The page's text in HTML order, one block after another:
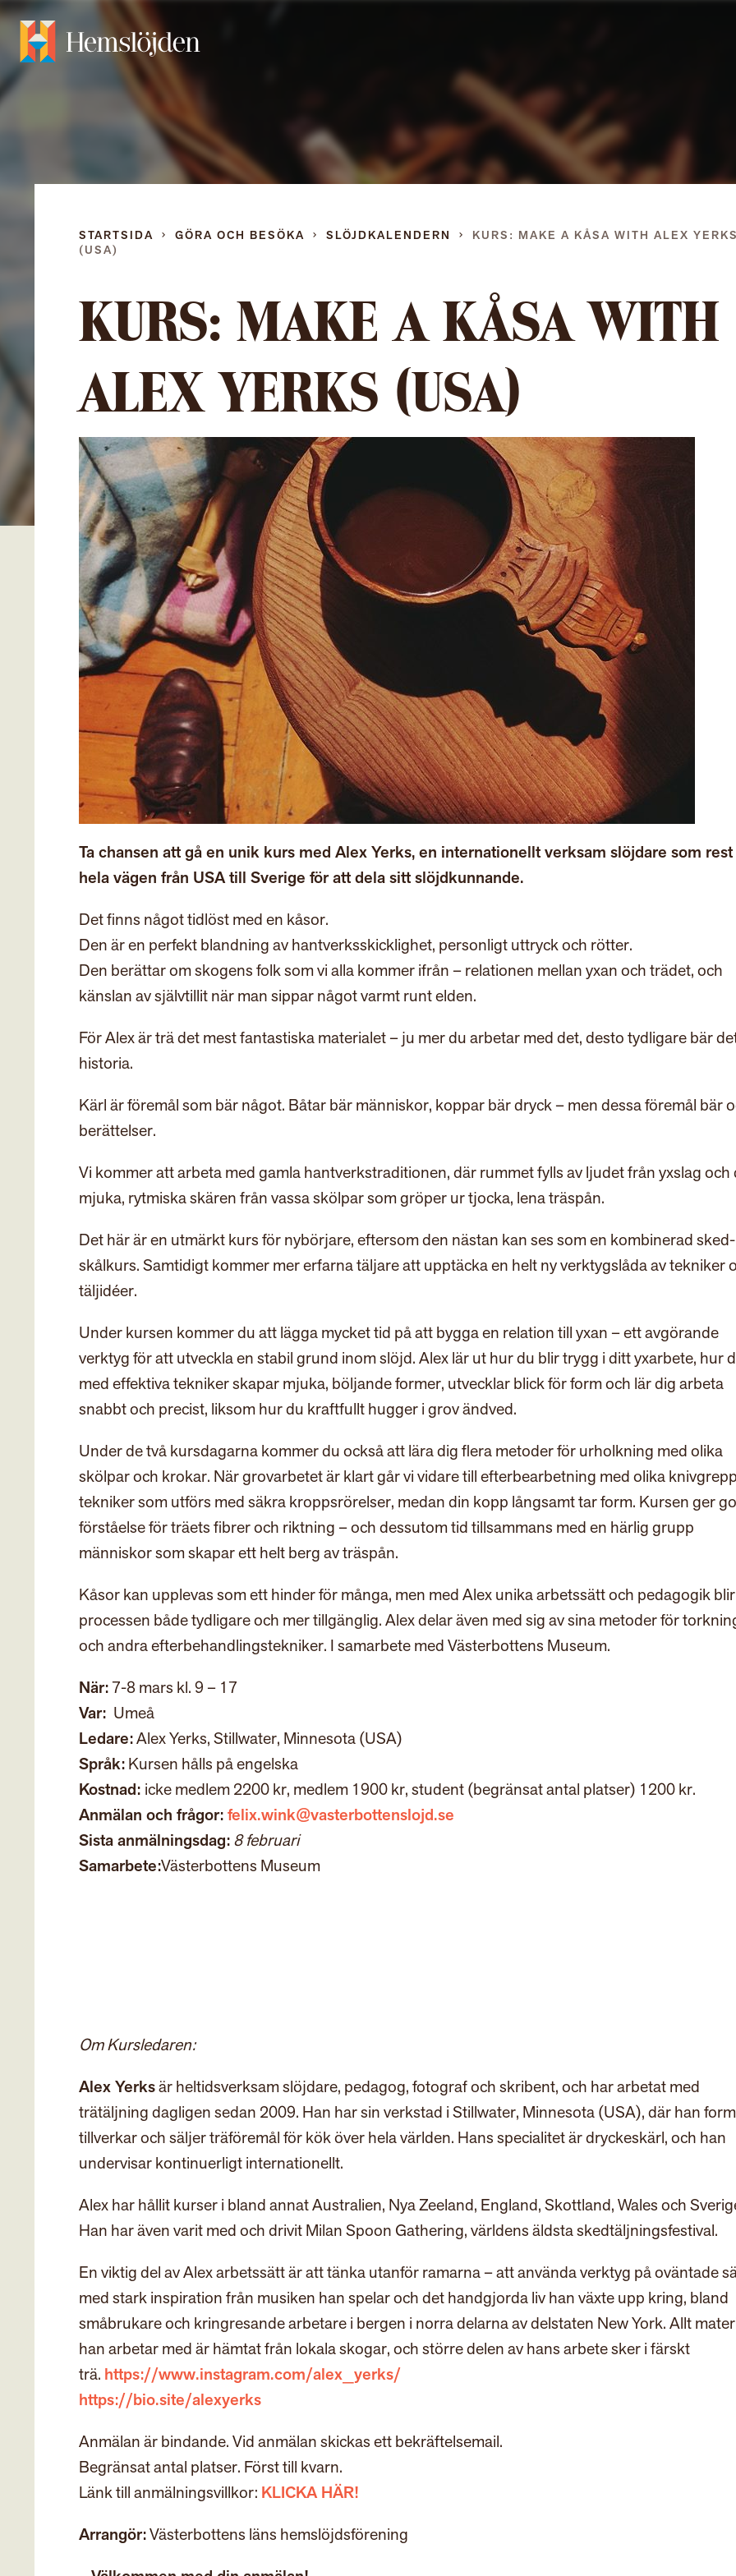
STARTSIDA GÖRA OCH BESÖKA SLÖJDKALENDERN
KURS: MAKE A KÅSA WITH ALEX YERKS
(USA)
KURS: MAKE A KÅSA WITH
ALEX YERKS (USA)
Ta chansen att gå en unik kurs med Alex Yerks, en internationellt verksam slöjdare som rest
hela vägen från USA till Sverige för att dela sitt slöjdkunnande.
Det finns något tidlöst med en kåsor.
Den är en perfekt blandning av hantverksskicklighet, personligt uttryck och rötter.
Den berättar om skogens folk som vi alla kommer ifrån – relationen mellan yxan och trädet, och
känslan av självtillit när man sippar något varmt runt elden.
För Alex är trä det mest fantastiska materialet – ju mer du arbetar med det, desto tydligare bär
historia.
Kärl är föremål som bär något. Båtar bär människor, koppar bär dryck – men dessa föremål bär
berättelser.
Vi kommer att arbeta med gamla hantverkstraditionen, där rummet fylls av ljudet från yxslag och
mjuka, rytmiska skären från vassa skölpar som gröper ur tjocka, lena träspån.
Det här är en utmärkt kurs för nybörjare, eftersom den nästan kan ses som en kombinerad
skålkurs. Samtidigt kommer mer erfarna täljare att upptäcka en helt ny verktygslåda av tekniker
täljidéer.
Under kursen kommer du att lägga mycket tid på att bygga en relation till yxan – ett avgörande
verktyg för att utveckla en stabil grund inom slöjd. Alex lär ut hur du blir trygg i ditt yxarbete, hur
med effektiva tekniker skapar mjuka, böljande former, utvecklar blick för form och lär dig arbeta
snabbt och precist, liksom hur du kraftfullt hugger i grov ändved.
Under de två kursdagarna kommer du också att lära dig flera metoder för urholkning med olika
skölpar och krokar. När grovarbetet är klart går vi vidare till efterbearbetning med olika
tekniker som utförs med säkra kroppsrörelser, medan din kopp långsamt tar form. Kursen ger
förståelse för träets fibrer och riktning – och dessutom tid tillsammans med en härlig grupp
människor som skapar ett helt berg av träspån.
Kåsor kan upplevas som ett hinder för många, men med Alex unika arbetssätt och pedagogik blir
processen både tydligare och mer tillgänglig. Alex delar även med sig av sina metoder för
och andra efterbehandlingstekniker. I samarbete med Västerbottens Museum.
När:7-8 mars kl. 9 – 17
Var: Umeå
Ledare:Alex Yerks, Stillwater, Minnesota (USA)
Språk:Kursen hålls på engelska
Kostnad: icke medlem 2200 kr, medlem 1900 kr, student (begränsat antal platser) 1200 kr.
Anmälan och frågor:felix.wink@vasterbottenslojd.se
Sista anmälningsdag:8 februari
Samarbete:Västerbottens Museum
Om Kursledaren:
Alex Yerksär heltidsverksam slöjdare, pedagog, fotograf och skribent, och har arbetat med
trätäljning dagligen sedan 2009. Han har sin verkstad i Stillwater, Minnesota (USA), där han
tillverkar och säljer träföremål för kök över hela världen. Hans specialitet är dryckeskärl, och han
undervisar kontinuerligt internationellt.
Alex har hållit kurser i bland annat Australien, Nya Zeeland, England, Skottland, Wales och
Han har även varit med och drivit Milan Spoon Gathering, världens äldsta skedtäljningsfestival.
En viktig del av Alex arbetssätt är att tänka utanför ramarna – att använda verktyg på oväntade
med stark inspiration från musiken han spelar och det handgjorda liv han växte upp kring, bland
småbrukare och kringresande arbetare i bergen i norra delarna av delstaten New York. Allt
han arbetar med är hämtat från lokala skogar, och större delen av hans arbete sker i färskt
trä. https://www.instagram.com/alex_yerks/
https://bio.site/alexyerks
Anmälan är bindande. Vid anmälan skickas ett bekräftelsemail.
Begränsat antal platser. Först till kvarn.
Länk till anmälningsvillkor: KLICKA HÄR!
Arrangör:Västerbottens läns hemslöjdsförening